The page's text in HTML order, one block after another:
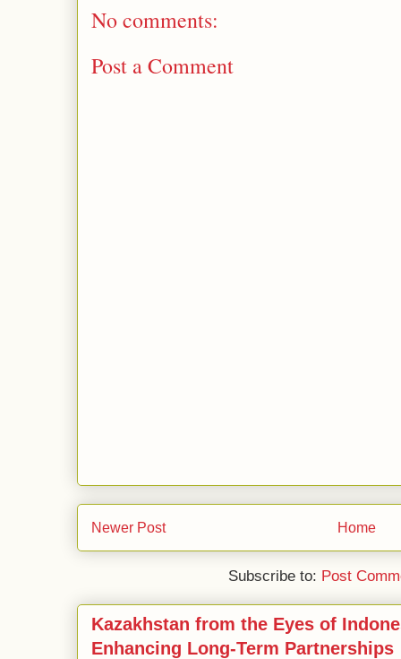
No comments:
Post a Comment
Newer Post Home
Subscribe to: Post
Kazakhstan from the Eyes of
Enhancing Long-Term Partnerships